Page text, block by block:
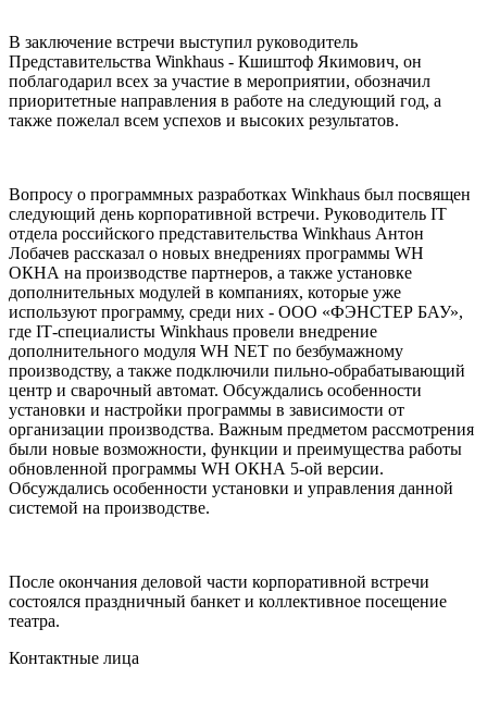
В заключение встречи выступил руководитель
Представительства Winkhaus - Кшиштоф Якимович, он
поблагодарил всех за участие в мероприятии, обозначил
приоритетные направления в работе на следующий год, а
также пожелал всем успехов и высоких результатов.
Вопросу о программных разработках Winkhaus был посвящен
следующий день корпоративной встречи. Руководитель IТ
отдела российского представительства Winkhaus Антон
Лобачев рассказал о новых внедрениях программы WH
ОКНА на производстве партнеров, а также установке
дополнительных модулей в компаниях, которые уже
используют программу, среди них - ООО «ФЭНСТЕР БАУ»,
где IТ-специалисты Winkhaus провели внедрение
дополнительного модуля WH NET по безбумажному
производству, а также подключили пильно-обрабатывающий
центр и сварочный автомат. Обсуждались особенности
установки и настройки программы в зависимости от
организации производства. Важным предметом рассмотрения
были новые возможности, функции и преимущества работы
обновленной программы WH ОКНА 5-ой версии.
Обсуждались особенности установки и управления данной
системой на производстве.
После окончания деловой части корпоративной встречи
состоялся праздничный банкет и коллективное посещение
театра.
Контактные лица